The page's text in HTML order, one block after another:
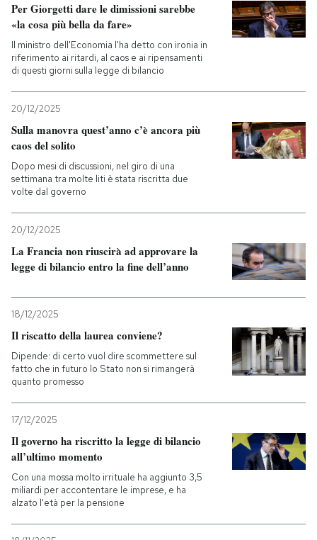
Per Giorgetti dare le dimissioni sarebbe
«la cosa più bella da fare»
Il ministro dell'Economia l'ha detto con ironia in
riferimento ai ritardi, al caos e ai ripensamenti
di questi giorni sulla legge di bilancio
20/12/2025
Sulla manovra quest’anno c’è ancora più
caos del solito
Dopo mesi di discussioni, nel giro di una
settimana tra molte liti è stata riscritta due
volte dal governo
20/12/2025
La Francia non riuscirà ad approvare la
legge di bilancio entro la fine dell’anno
18/12/2025
Il riscatto della laurea conviene?
Dipende: di certo vuol dire scommettere sul
fatto che in futuro lo Stato non si rimangerà
quanto promesso
17/12/2025
Il governo ha riscritto la legge di bilancio
all’ultimo momento
Con una mossa molto irrituale ha aggiunto 3,5
miliardi per accontentare le imprese, e ha
alzato l'età per la pensione